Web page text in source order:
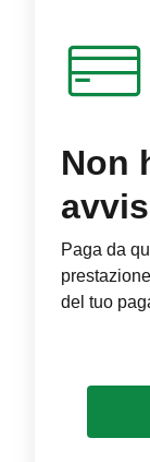
Non
Paga da
del tuo